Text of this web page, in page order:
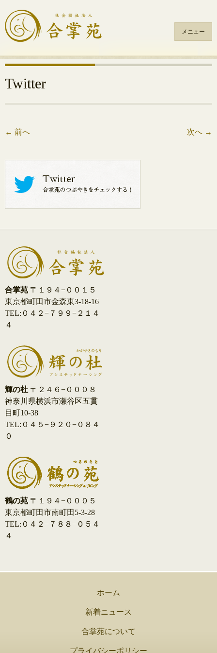
メニュー
コ
ン
テ
ン
キ
プ
Twitter
← 前へ 次へ →
合掌苑 〒１９４−００１５
東京都町田市金森東3-18-16
TEL:０４２−７９９−２１４
４
輝の杜 〒２４６−０００８
神奈川県横浜市瀬谷区五貫
目町10-38
TEL:０４５−９２０−０８４
０
鶴の苑 〒１９４−０００５
東京都町田市南町田5-3-28
TEL:０４２−７８８−０５４
４
ホーム
新着ニュース
合掌苑について
プライバシーポリシー